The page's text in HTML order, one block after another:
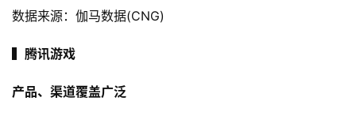
数据来源：伽马数据(CNG)
▍腾讯游戏
产品、渠道覆盖广泛